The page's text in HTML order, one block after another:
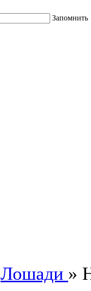
Запомнить
Лошади »